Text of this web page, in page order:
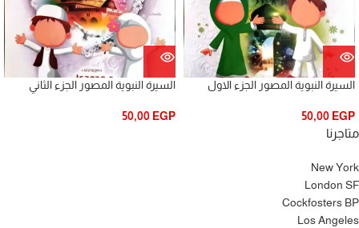
السيرة النبوية المصور الجزء الاول
50,00 EGP
السيرة النبوية المصور الجزء الثاني
50,00 EGP
متاجرنا
New York
London SF
Cockfosters BP
Los Angeles